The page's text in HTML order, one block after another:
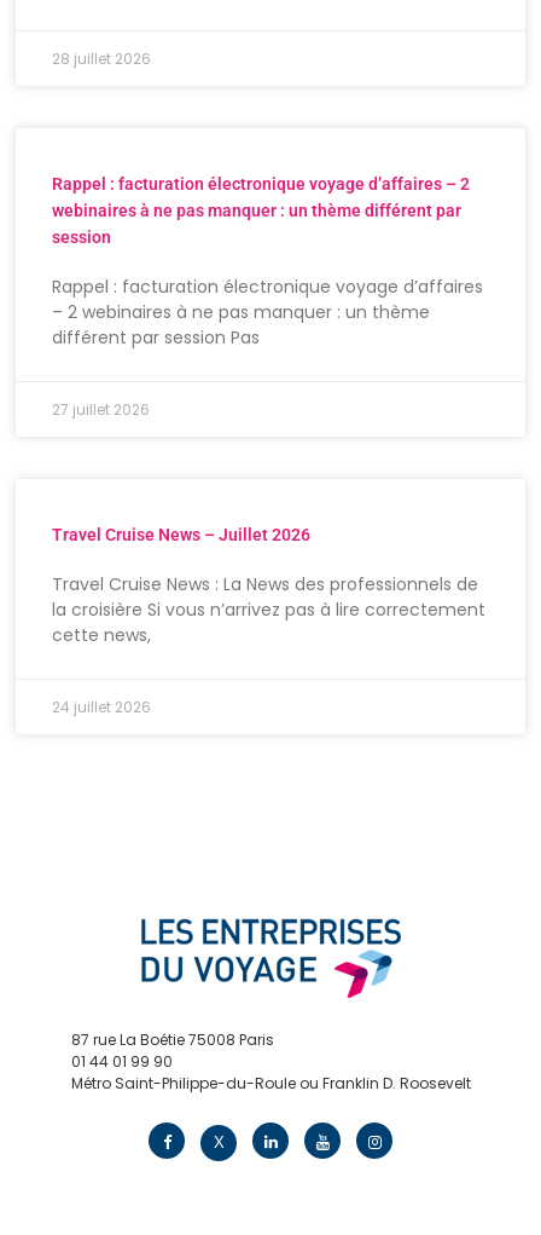
28 juillet 2026
Rappel : facturation électronique voyage d’affaires – 2
webinaires à ne pas manquer : un thème différent par
session
Rappel : facturation électronique voyage d’affaires
– 2 webinaires à ne pas manquer : un thème
différent par session Pas
27 juillet 2026
Travel Cruise News – Juillet 2026
Travel Cruise News : La News des professionnels de
la croisière Si vous n’arrivez pas à lire correctement
cette news,
24 juillet 2026
87 rue La Boétie 75008 Paris
01 44 01 99 90
Métro Saint-Philippe-du-Roule ou Franklin D. Roosevelt
X